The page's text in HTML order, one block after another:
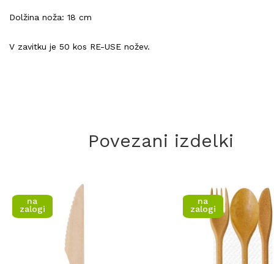
Dolžina noža: 18 cm
V zavitku je 50 kos RE-USE nožev.
Povezani izdelki
na
zalogi
na
zalogi